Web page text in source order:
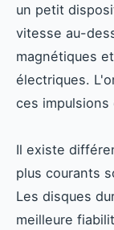
un petit
vitesse au-
magnétiques
électriques.
ces
Il existe
plus courants
Les disques
meilleure